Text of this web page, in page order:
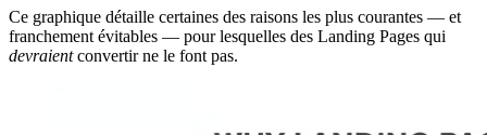
Ce graphique détaille certaines des raisons les plus courantes — et
franchement évitables — pour lesquelles des Landing Pages qui
devraientconvertir ne le font pas.